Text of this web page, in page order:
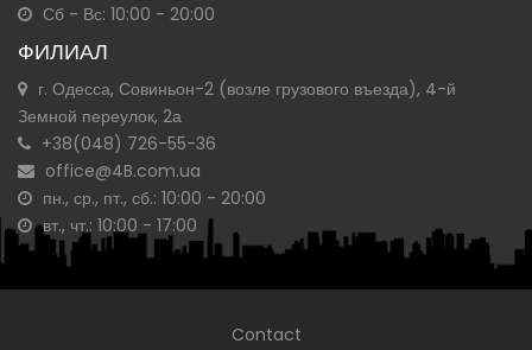
Сб - Вс: 10:00 - 20:00
ФИЛИАЛ
г. Одесса, Совиньон-2 (возле грузового въезда), 4-й
Земной переулок, 2а
+38(048) 726-55-36
office@4B.com.ua
пн., ср., пт., сб.: 10:00 - 20:00
вт., чт.: 10:00 - 17:00
Contact